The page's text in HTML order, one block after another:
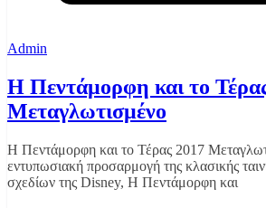
Admin
Η Πεντάμορφη και το
Μεταγλωτισμένο
Η Πεντάμορφη και το Τέρας 2017
εντυπωσιακή προσαρμογή της κλασικής
σχεδίων της Disney, Η Πεντάμορφη και